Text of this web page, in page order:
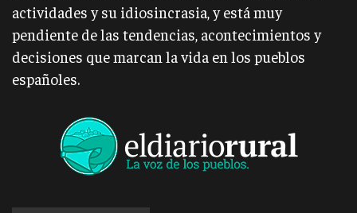
actividades y su idiosincrasia, y está muy
pendiente de las tendencias, acontecimientos y
decisiones que marcan la vida en los pueblos
españoles.